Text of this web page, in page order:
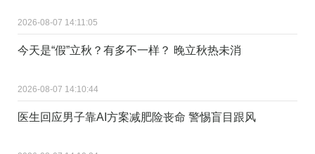
2026-08-07 14:11:05
今天是“假”立秋？有多不一样？ 晚立秋热未消
2026-08-07 14:10:44
医生回应男子靠AI方案减肥险丧命 警惕盲目跟风